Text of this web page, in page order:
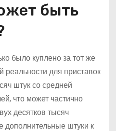
быть
было куплено за тот же
реальности для приставок
штук со средней
что может частично
десятков тысяч
дополнительные штуки к